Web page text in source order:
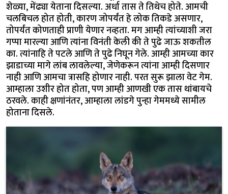
शेळ्या, मेंढ्या येताना दिसल्या. अर्धा तास ते तिथेच होते. आमची
चलबिचल होत होती, कारण जोपर्यंत हे लोक तिकडे असणार,
तोपर्यंत कोणताही प्राणी येणार नव्हता. मग आम्ही त्यांच्याशी जरा
गप्पा मारल्या आणि त्यांना विनंती केली की ते पुढे जाऊ शकतील
का. त्यांनाहि ते पटले आणि ते पुढे निघून गेले. आम्ही आमच्या कार
झाडाच्या मागे लांब लावलेल्या, जेणेकरून त्यांना आम्ही दिसणार
नाही आणि आमचा त्रासहि होणार नाही. परत सुरू झाला वेट गेम.
आम्हाला उशीर होत होता, पण आम्ही आणखी एक तास थांबायचे
ठरवले. काही क्षणांनंतर, आम्हाला लांडगे पुन्हा गेममध्ये सामील
होताना दिसले.